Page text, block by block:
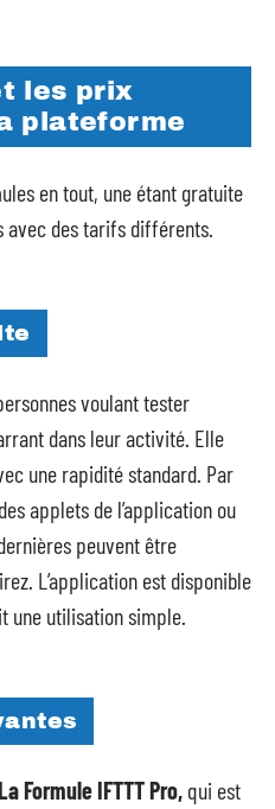
les prix
plateforme
en tout, une étant gratuite
avec des tarifs différents.
voulant tester
dans leur activité. Elle
une rapidité standard. Par
applets de l’application ou
peuvent être
L’application est disponible
une utilisation simple.
Formule IFTTT Pro, qui est